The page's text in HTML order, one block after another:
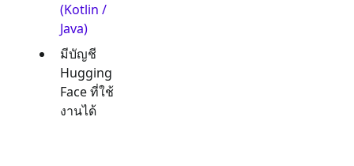
(Kotlin /
Java)
มีบัญชี
Hugging
Faceที่ใช้
งานได้